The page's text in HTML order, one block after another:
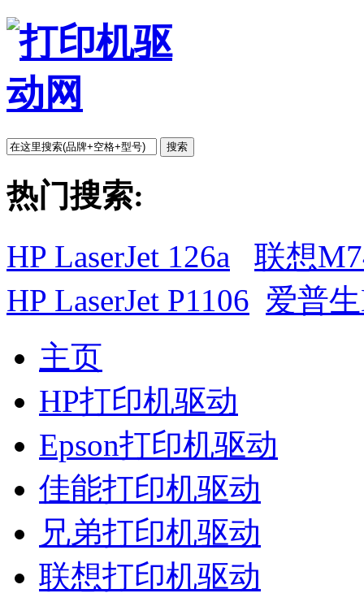
搜索
热门搜索:
HP LaserJet 126a
联想
HP LaserJet P1106 爱普
主页
HP打印机驱动
Epson打印机驱动
佳能打印机驱动
兄弟打印机驱动
联想打印机驱动